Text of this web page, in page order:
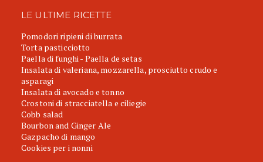
LE ULTIME RICETTE
Pomodori ripieni di burrata
Torta pasticciotto
Paella di funghi - Paella de setas
Insalata di valeriana, mozzarella, prosciutto crudo e
asparagi
Insalata di avocado e tonno
Crostoni di stracciatella e ciliegie
Cobb salad
Bourbon and Ginger Ale
Gazpacho di mango
Cookies per i nonni